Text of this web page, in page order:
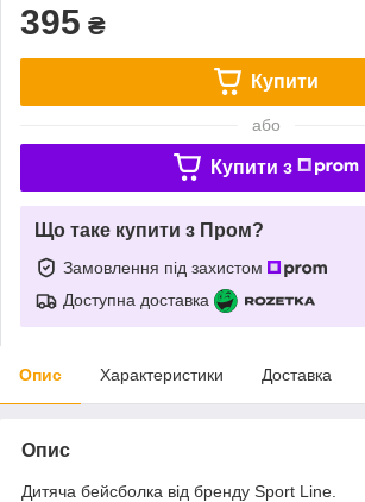
395 ₴
Купити
або
Купити з
Що таке купити з Пром?
Замовлення під захистом
Доступна доставка
Опис Характеристики Доставка
Опис
Дитяча бейсболка від бренду Sport Line.